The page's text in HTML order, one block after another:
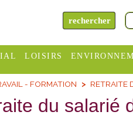
LOISIRS
Campings
Horaires
Déchèteries
- FORMATION RETRAITE
du salarié